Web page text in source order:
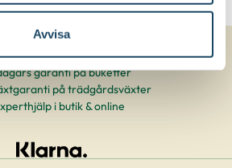
Avvisa
garanti på buketter
på trädgårdsväxter
i butik & online